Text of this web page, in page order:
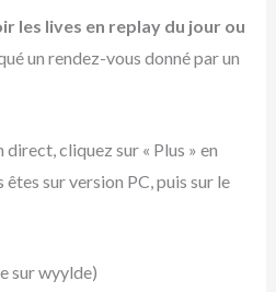
les lives en replay du jour ou
un rendez-vous donné par un
cliquez sur « Plus » en
sur version PC, puis sur le
sur wyylde)